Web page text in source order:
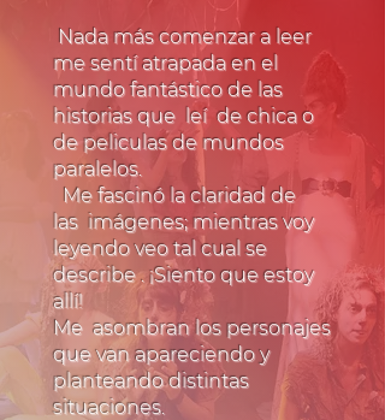
Nada más comenzar a leer
me sentí atrapada en el
mundo fantástico de las
historias que leí de chica o
de peliculas de mundos
paralelos.
Me fascinó la claridad de
las imágenes; mientras voy
leyendo veo tal cual se
describe . ¡Siento que estoy
allí!
Me asombran los personajes
que van apareciendo y
planteando distintas
situaciones.